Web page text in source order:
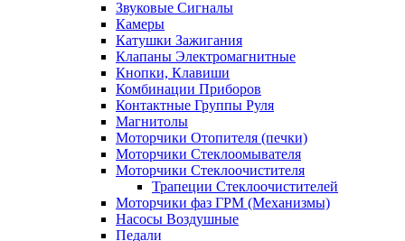
Звуковые Сигналы
Камеры
Катушки Зажигания
Клапаны Электромагнитные
Кнопки, Клавиши
Комбинации Приборов
Контактные Группы Руля
Магнитолы
Моторчики Отопителя (печки)
Моторчики Стеклоомывателя
Моторчики Стеклоочистителя
Трапеции Стеклоочистителей
Моторчики фаз ГРМ (Механизмы)
Насосы Воздушные
Педали